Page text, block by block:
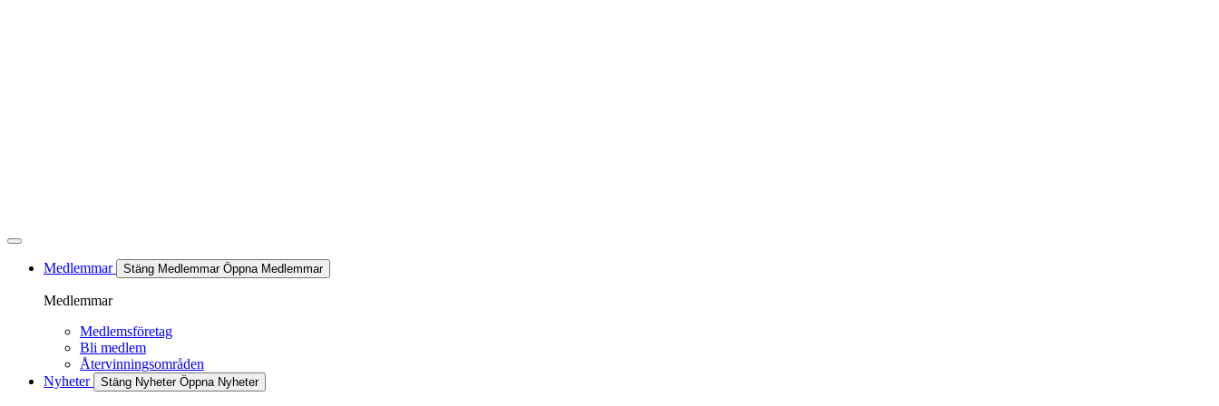
Medlemmar Stäng Medlemmar Öppna Medlemmar
Medlemmar
Medlemsföretag
Bli medlem
Återvinningsområden
Nyheter
Stäng Nyheter Öppna Nyheter